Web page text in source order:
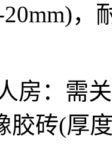
，
：需关
胶砖(厚